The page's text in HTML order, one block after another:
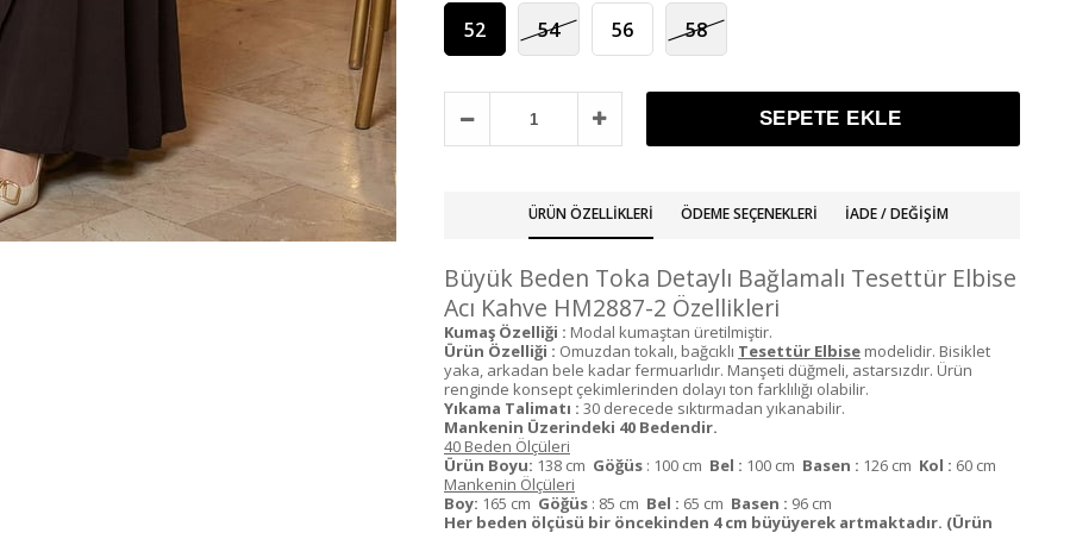
52 54 56 58
ÜRÜN ÖZELLIKLERI ÖDEME SEÇENEKLERI İADE / DEĞIŞIM
Büyük Beden Toka Detaylı Bağlamalı Tesettür Elbise
Acı Kahve HM2887-2 Özellikleri
Kumaş Özelliği : Modal kumaştan üretilmiştir.
Ürün Özelliği : Omuzdan tokalı, bağcıklı Tesettür Elbise modelidir. Bisiklet
yaka, arkadan bele kadar fermuarlıdır. Manşeti düğmeli, astarsızdır. Ürün
renginde konsept çekimlerinden dolayı ton farklılığı olabilir.
Yıkama Talimatı : 30 derecede sıktırmadan yıkanabilir.
Mankenin Üzerindeki 40 Bedendir.
40 Beden Ölçüleri
Ürün Boyu: 138 cm Göğüs : 100 cm Bel : 100 cm Basen : 126 cm Kol : 60 cm
Mankenin Ölçüleri
Boy: 165 cm Göğüs : 85 cm Bel : 65 cm Basen : 96 cm
Her beden ölçüsü bir öncekinden 4 cm büyüyerek artmaktadır. (Ürün